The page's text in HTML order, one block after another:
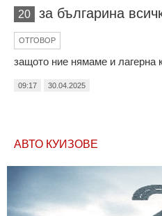
20 за българина
ОТГОВОР
защото ние нямаме и лагерна
09:17 30.04.2025
АВТО КУИЗОВЕ